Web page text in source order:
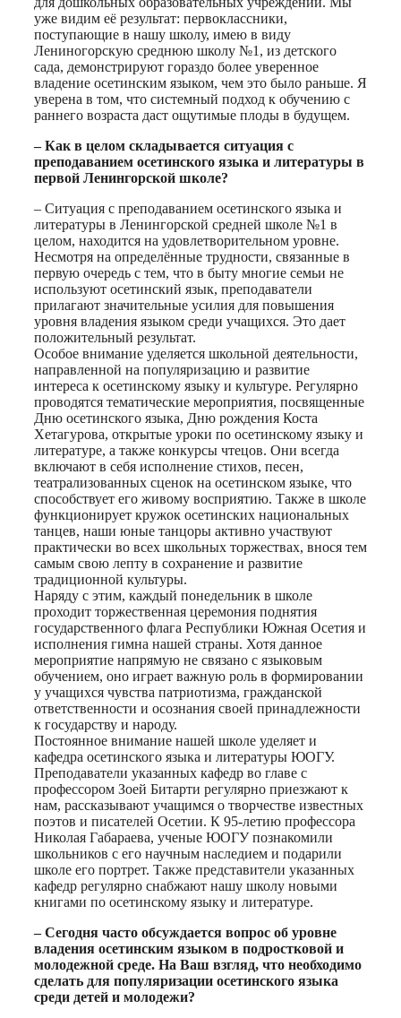
уже видим её результат: первоклассники,
поступающие в нашу школу, имею в виду
Лениногорскую среднюю школу №1, из детского
сада, демонстрируют гораздо более уверенное
владение осетинским языком, чем это было раньше. Я
уверена в том, что системный подход к обучению с
раннего возраста даст ощутимые плоды в будущем.
– Как в целом складывается ситуация с
преподаванием осетинского языка и литературы в
первой Ленингорской школе?
– Ситуация с преподаванием осетинского языка и
литературы в Ленингорской средней школе №1 в
целом, находится на удовлетворительном уровне.
Несмотря на определённые трудности, связанные в
первую очередь с тем, что в быту многие семьи не
используют осетинский язык, преподаватели
прилагают значительные усилия для повышения
уровня владения языком среди учащихся. Это дает
положительный результат.
Особое внимание уделяется школьной деятельности,
направленной на популяризацию и развитие
интереса к осетинскому языку и культуре. Регулярно
проводятся тематические мероприятия, посвященные
Дню осетинского языка, Дню рождения Коста
Хетагурова, открытые уроки по осетинскому языку и
литературе, а также конкурсы чтецов. Они всегда
включают в себя исполнение стихов, песен,
театрализованных сценок на осетинском языке, что
способствует его живому восприятию. Также в школе
функционирует кружок осетинских национальных
танцев, наши юные танцоры активно участвуют
практически во всех школьных торжествах, внося тем
самым свою лепту в сохранение и развитие
традиционной культуры.
Наряду с этим, каждый понедельник в школе
проходит торжественная церемония поднятия
государственного флага Республики Южная Осетия и
исполнения гимна нашей страны. Хотя данное
мероприятие напрямую не связано с языковым
обучением, оно играет важную роль в формировании
у учащихся чувства патриотизма, гражданской
ответственности и осознания своей принадлежности
к государству и народу.
Постоянное внимание нашей школе уделяет и
кафедра осетинского языка и литературы ЮОГУ.
Преподаватели указанных кафедр во главе с
профессором Зоей Битарти регулярно приезжают к
нам, рассказывают учащимся о творчестве известных
поэтов и писателей Осетии. К 95-летию профессора
Николая Габараева, ученые ЮОГУ познакомили
школьников с его научным наследием и подарили
школе его портрет. Также представители указанных
кафедр регулярно снабжают нашу школу новыми
книгами по осетинскому языку и литературе.
– Сегодня часто обсуждается вопрос об уровне
владения осетинским языком в подростковой и
молодежной среде. На Ваш взгляд, что необходимо
сделать для популяризации осетинского языка
среди детей и молодежи?